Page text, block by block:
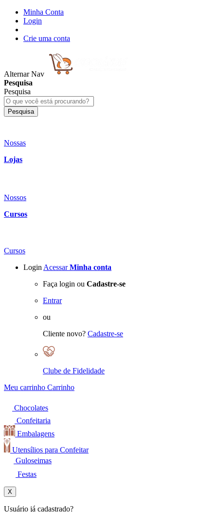
Minha Conta
Login
Crie uma conta
Alternar Nav
Pesquisa
Pesquisa
Pesquisa
Nossas
Lojas
Nossos
Cursos
Cursos
Login Acessar Minha conta
Faça login ou Cadastre-se
Entrar
ou
Cliente novo? Cadastre-se
Clube de Fidelidade
Meu carrinho Carrinho
Chocolates
Confeitaria
Embalagens
Utensílios para Confeitar
Guloseimas
Festas
X
Usuário já cadastrado?